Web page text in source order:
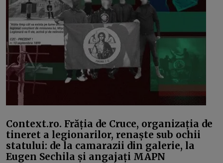
Context.ro. Frăția de Cruce, organizația de
tineret a legionarilor, renaște sub ochii
statului: de la camarazii din galerie, la
Eugen Sechila și angajați MAPN